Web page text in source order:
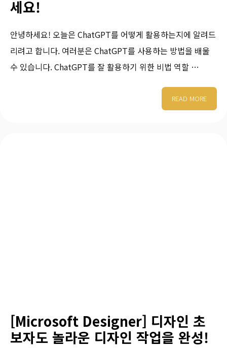
세요!
안녕하세요! 오늘은 ChatGPT를 어떻게 활용하는지에 알려드
리려고 합니다. 여러분은 ChatGPT를 사용하는 방법을 배울
수 있습니다. ChatGPT를 잘 활용하기 위한 비법 역할 …
READ MORE
[Microsoft Designer] 디자인 초
보자도 놀라운 디자인 작업을 완성!